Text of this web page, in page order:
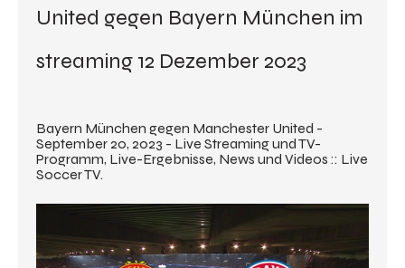
United gegen Bayern München im
streaming 12 Dezember 2023
Bayern München gegen Manchester United -
September 20, 2023 - Live Streaming und TV-
Programm, Live-Ergebnisse, News und Videos :: Live
Soccer TV.